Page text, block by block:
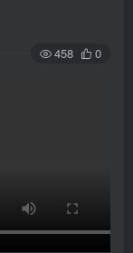
458 0